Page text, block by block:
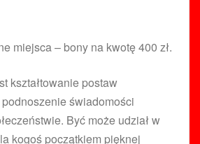
miejsca – bony na kwotę 400 zł.
kształtowanie postaw
świadomości
Być może udział w
kogoś początkiem pięknej